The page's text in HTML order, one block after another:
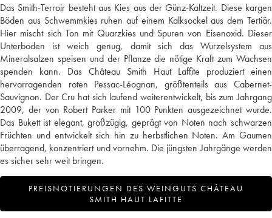
Das Smith-Terroir besteht aus Kies aus der Günz-Kaltzeit. Diese kargen
Böden aus Schwemmkies ruhen auf einem Kalksockel aus dem Tertiär.
Hier mischt sich Ton mit Quarzkies und Spuren von Eisenoxid. Dieser
Unterboden ist weich genug, damit sich das Wurzelsystem aus
Mineralsalzen speisen und der Pflanze die nötige Kraft zum Wachsen
spenden kann. Das Château Smith Haut Laffite produziert einen
hervorragenden roten Pessac-Léognan, größtenteils aus Cabernet-
Sauvignon. Der Cru hat sich laufend weiterentwickelt, bis zum Jahrgang
2009, der von Robert Parker mit 100 Punkten ausgezeichnet wurde.
Das Bukett ist elegant, großzügig, geprägt von Noten nach schwarzen
Früchten und entwickelt sich hin zu herbstlichen Noten. Am Gaumen
überragend, konzentriert und vornehm. Die jüngsten Jahrgänge werden
es sicher sehr weit bringen.
PREISNOTIERUNGEN DES WEINGUTS CHÂTEAU
SMITH HAUT LAFITTE